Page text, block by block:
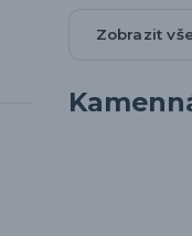
Zobrazit